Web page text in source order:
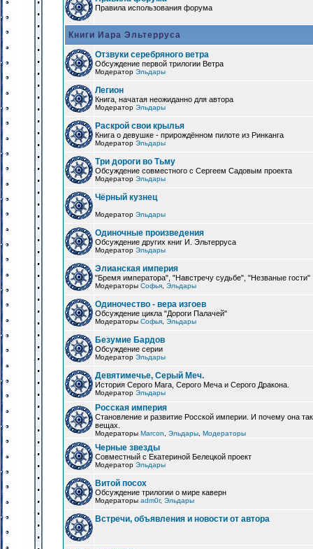
Правила использования форума
Книги Иара Эльтерруса
Отзвуки серебряного ветра
Обсуждение первой трилогии Ветра
Модератор Эльдары
Легион
Книга, начатая неожиданно для автора
Модератор Эльдары
Раскрой свои крылья
Книга о девушке - прирождённом пилоте из Ринканга
Модератор Эльдары
Три дороги во Тьму
Обсуждение совместного с Сергеем Садовым проекта
Модератор Эльдары
Чёрный кузнец
Модератор Эльдары
Одиночные произведения
Обсуждение других книг И. Эльтерруса
Модератор Эльдары
Элианская империя
"Бремя императора", "Навстречу судьбе", "Незваные гости"
Модераторы Софья Эльдары
Одиночество - вера изгоев
Обсуждение цикла "Дороги Палачей"
Модераторы Софья Эльдары
Безумие Бардов
Обсуждение серии
Модератор Эльдары
Девятимечье, Серый Меч.
История Серого Мага, Серого Меча и Серого Дракона.
Модератор Эльдары
Росская империя
Становление и развитие Росской империи. И почему она
вещах.
Модераторы Marcon Эльдары Модераторы
Черные звезды
Совместный с Екатериной Белецкой проект
Модератор Эльдары
Витой посох
Обсуждение трилогии о мире каверн
Модераторы adm0r, Эльдары
Встречи, объявления и новости от автора